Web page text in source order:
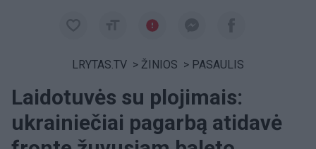
LRYTAS.TV > ŽINIOS > PASAULIS
Laidotuvės su plojimais:
ukrainiečiai pagarbą atidavė